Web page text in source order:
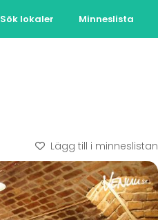
Sök lokaler Minneslista
Lägg till i minneslistan